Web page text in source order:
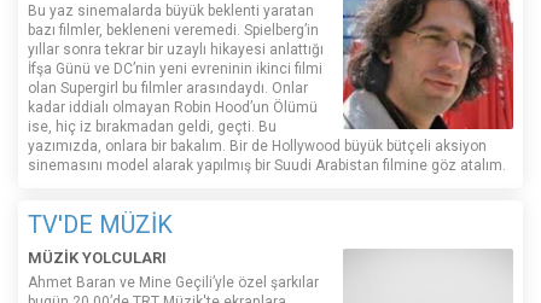
Bu yaz sinemalarda büyük beklenti yaratan
bazı filmler, bekleneni veremedi. Spielberg’in
yıllar sonra tekrar bir uzaylı hikayesi anlattığı
İfşa Günü ve DC’nin yeni evreninin ikinci filmi
olan Supergirl bu filmler arasındaydı. Onlar
kadar iddialı olmayan Robin Hood’un Ölümü
ise, hiç iz bırakmadan geldi, geçti. Bu
yazımızda, onlara bir bakalım. Bir de Hollywood büyük bütçeli aksiyon
sinemasını model alarak yapılmış bir Suudi Arabistan filmine göz atalım.
TV'DE MÜZİK
MÜZİK YOLCULARI
Ahmet Baran ve Mine Geçili’yle özel şarkılar